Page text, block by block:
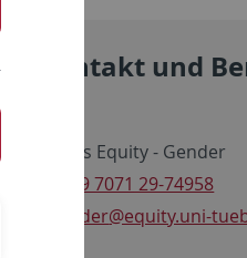
Kontakt und
Teams Equity - Gender
+49 7071 29-74958
gender@equity.uni-